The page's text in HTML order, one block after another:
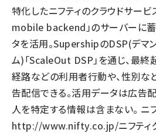
特化したニフティのクラウドサービ
mobile backend」のサーバーに
タを活用。SupershipのDSP(デマン
ム)「ScaleOut DSP」を通じ、最
経路などの利用者行動や、性別な
告配信できる。活用データは広告
人を特定する情報は含まない。 ニ
http://www.nifty.co.jp/ニフテ